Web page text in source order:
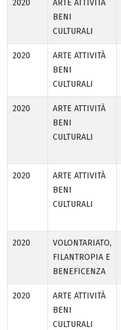
2020
ARTE ATTIVITÀ
BENI
CULTURALI
2020
ARTE ATTIVITÀ
BENI
CULTURALI
2020
ARTE ATTIVITÀ
BENI
CULTURALI
2020
ARTE ATTIVITÀ
BENI
CULTURALI
2020
VOLONTARIATO,
FILANTROPIA E
BENEFICENZA
2020
ARTE ATTIVITÀ
BENI
CULTURALI